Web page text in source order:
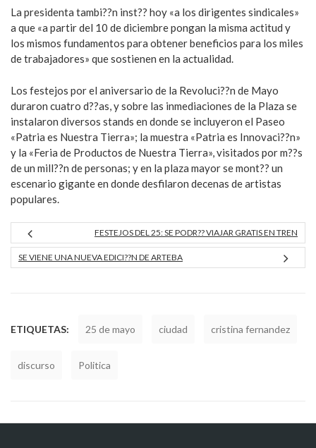
La presidenta tambi??n inst?? hoy «a los dirigentes sindicales»
a que «a partir del 10 de diciembre pongan la misma actitud y
los mismos fundamentos para obtener beneficios para los miles
de trabajadores» que sostienen en la actualidad.
Los festejos por el aniversario de la Revoluci??n de Mayo
duraron cuatro d??as, y sobre las inmediaciones de la Plaza se
instalaron diversos stands en donde se incluyeron el Paseo
«Patria es Nuestra Tierra»; la muestra «Patria es Innovaci??n»
y la «Feria de Productos de Nuestra Tierra», visitados por m??s
de un mill??n de personas; y en la plaza mayor se mont?? un
escenario gigante en donde desfilaron decenas de artistas
populares.
FESTEJOS DEL 25: SE PODR?? VIAJAR GRATIS EN TREN
SE VIENE UNA NUEVA EDICI??N DE ARTEBA
ETIQUETAS: 25 de mayo ciudad cristina fernandez
discurso Politica